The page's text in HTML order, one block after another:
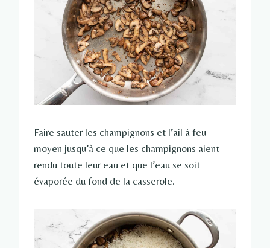
Faire sauter les champignons et l’ail à feu
moyen jusqu’à ce que les champignons aient
rendu toute leur eau et que l’eau se soit
évaporée du fond de la casserole.